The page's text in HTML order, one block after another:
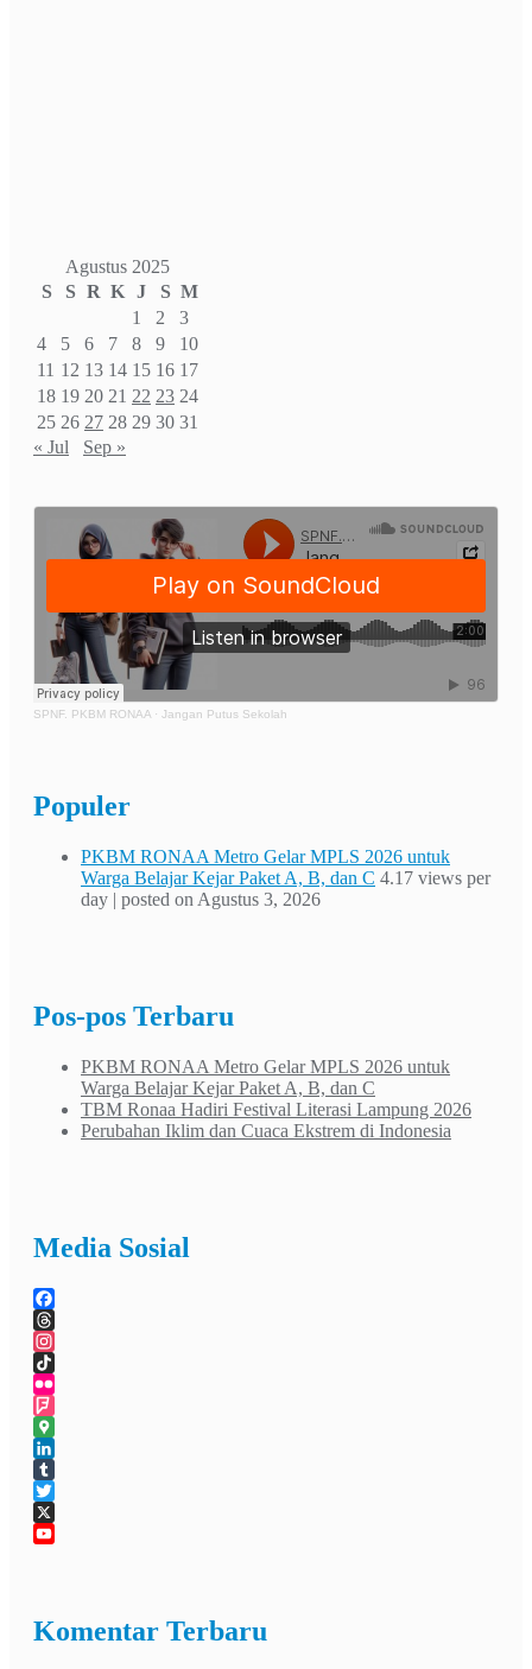
Agustus 2025
S
S R K J S M
1
2
3
4
5 6 7 8 9
10
11 12 13 14 15 16 17
18 19 20 21 22 23 24
25 26 27 28 29 30 31
« Jul
Sep »
SPNF. PKBM RONAA · Jangan Putus Sekolah
Populer
PKBM RONAA Metro Gelar MPLS 2026 untuk
Warga Belajar Kejar Paket A, B, dan C 4.17 views per
day | posted on Agustus 3, 2026
Pos-pos Terbaru
PKBM RONAA Metro Gelar MPLS 2026 untuk
Warga Belajar Kejar Paket A, B, dan C
TBM Ronaa Hadiri Festival Literasi Lampung 2026
Perubahan Iklim dan Cuaca Ekstrem di Indonesia
Media Sosial
Facebook
Threads
Instagram
TikTok
Flickr
Foursquare
Google
Maps
LinkedIn
Tumblr
Twitter
X
Komentar Terbaru